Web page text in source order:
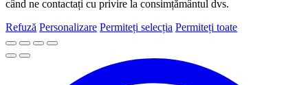
când ne contactați cu privire la consimțământul dvs.
Refuză Personalizare Permiteți selecția Permiteți toate